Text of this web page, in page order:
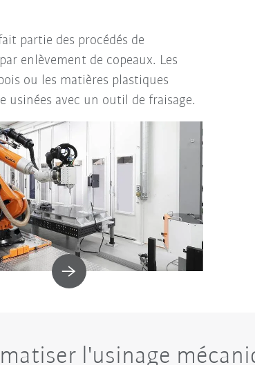
partie des procédés de
enlèvement de copeaux. Les
ou les matières plastiques
usinées avec un outil de fraisage.
l'usinage